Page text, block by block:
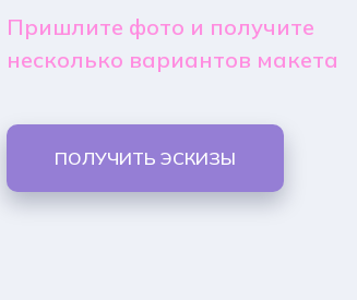
Пришлите фото и получите
несколько вариантов макета
ПОЛУЧИТЬ ЭСКИЗЫ